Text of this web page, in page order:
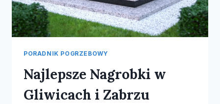
PORADNIK POGRZEBOWY
Najlepsze Nagrobki w
Gliwicach i Zabrzu